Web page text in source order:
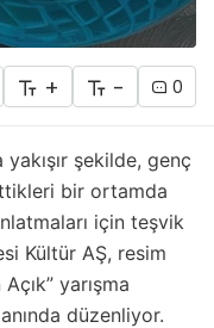
+ - 0
yakışır şekilde, genç
bir ortamda
için teşvik
Kültür AŞ, resim
yarışma
düzenliyor.